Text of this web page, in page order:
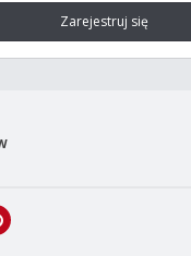
Zarejestruj się